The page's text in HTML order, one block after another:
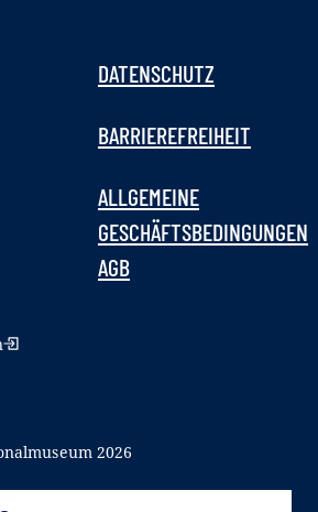
DATENSCHUTZ
BARRIEREFREIHEIT
ALLGEMEINE
GESCHÄFTSBEDINGUNGEN
AGB
2026